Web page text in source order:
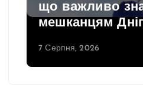
що важливо
мешканцям
7 Серпня, 2026